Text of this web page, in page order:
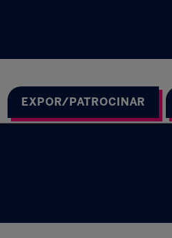
EXPOR/PATROCINAR